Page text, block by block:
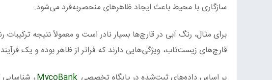
سازگاری با محیط باعث ایجاد ظاهرهای منحصربه‌فرد می‌شود.
برای مثال، رنگ آبی در قارچ‌ها بسیار نادر است و معمولاً نتیجه
قارچ‌های زیست‌تاب، ویژگی‌هایی دارند که فراتر از ظاهر بوده و یک